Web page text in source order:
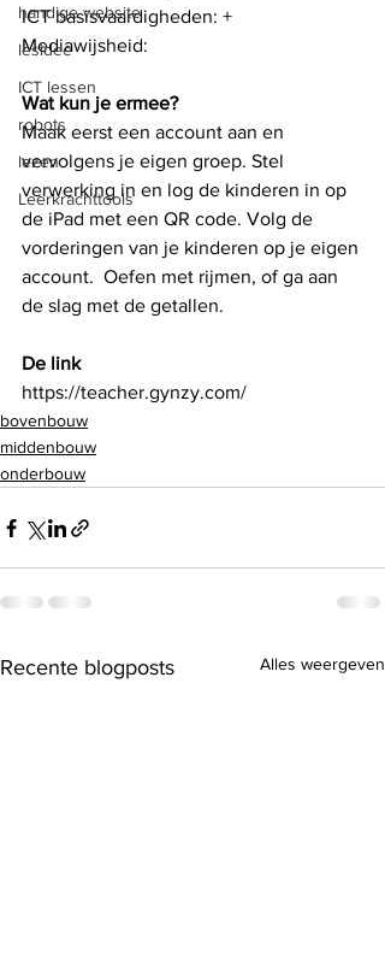
handige website
lesidee
ICT lessen
robots
lezen
Leerkrachttools
ICT basisvaardigheden: +
Mediawijsheid:
Wat kun je ermee?
Maak eerst een account aan en
vervolgens je eigen groep. Stel
verwerking in en log de kinderen in op
de iPad met een QR code. Volg de
vorderingen van je kinderen op je eigen
account.  Oefen met rijmen, of ga aan
de slag met de getallen.
De link
https://teacher.gynzy.com/
bovenbouw
middenbouw
onderbouw
Recente blogposts Alles weergeven